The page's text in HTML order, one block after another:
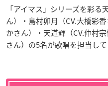
「アイマス」シリーズを彩る
ん）・島村卯月（CV.大橋彩
かさん）・天道輝（CV.仲村
さん）の5名が歌唱を担当して